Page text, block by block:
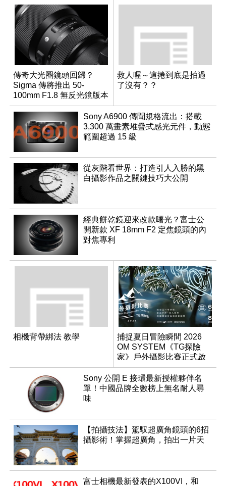
傳奇大光圈鏡頭回歸？
Sigma 傳將推出 50-
100mm F1.8 無反光鏡版本
救人喔～這捲到底是拍過
了沒有？？
Sony A6900 傳聞規格流出：搭載
3,300 萬畫素堆疊式感光元件，動態
範圍超過 15 級
從灰階看世界：打造引人入勝的黑
白攝影作品之關鍵技巧大公開
經典餅乾鏡迎來改款曙光？富士公
開新款 XF 18mm F2 定焦鏡頭的內
對焦專利
相機背帶綁法 教學
捕捉夏日冒險瞬間 2026
OM SYSTEM《TG探險
家》戶外攝影比賽正式啟
動
Sony 公開 E 接環最新授權夥伴名
單！中國品牌全數榜上無名耐人尋
味
【拍攝技法】駕馭超廣角鏡頭的6招
攝影術！掌握超廣角，拍出一片天
富士相機最新發表的X100VI，和